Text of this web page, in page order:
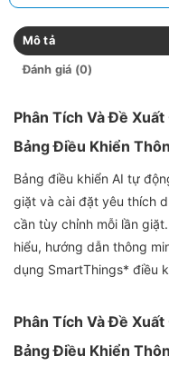
Mô tả
Đánh giá (0)
Phân Tích Và Đề
Bảng Điều Khiển
Bảng điều khiển AI tự
giặt và cài đặt yêu thích
cần tùy chỉnh mỗi lần
hiểu, hướng dẫn thông
dụng SmartThings* điều
Phân Tích Và Đề
Bảng Điều Khiển